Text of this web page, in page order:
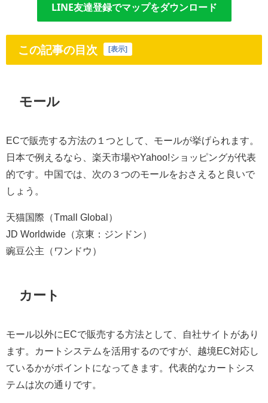
LINE友達登録でマップをダウンロード
この記事の目次 [表示]
モール
ECで販売する方法の１つとして、モールが挙げられます。
日本で例えるなら、楽天市場やYahoo!ショッピングが代表
的です。中国では、次の３つのモールをおさえると良いで
しょう。
天猫国際（Tmall Global）
JD Worldwide（京東：ジンドン）
豌豆公主（ワンドウ）
カート
モール以外にECで販売する方法として、自社サイトがあり
ます。カートシステムを活用するのですが、越境EC対応し
ているかがポイントになってきます。代表的なカートシス
テムは次の通りです。